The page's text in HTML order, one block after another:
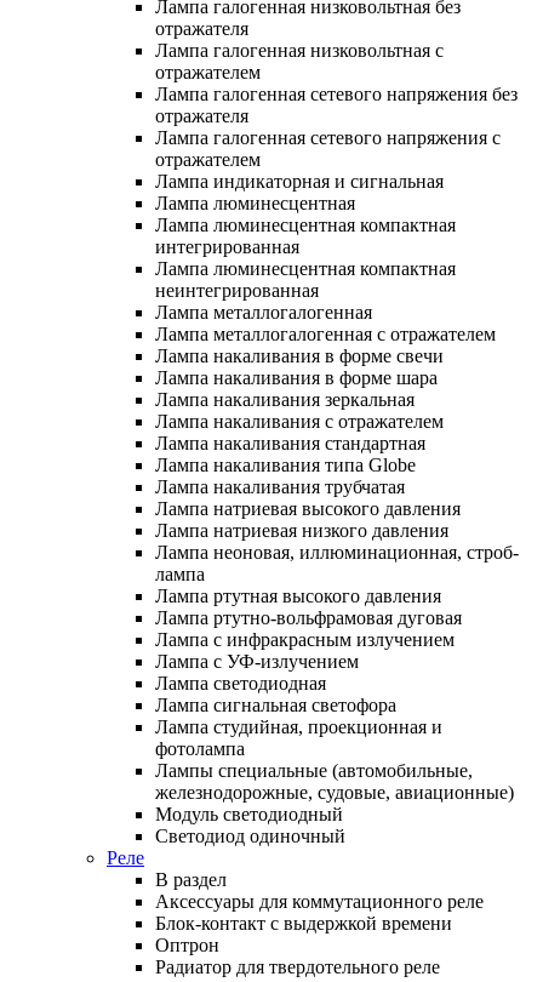
Лампа галогенная низковольтная без
отражателя
Лампа галогенная низковольтная с
отражателем
Лампа галогенная сетевого напряжения без
отражателя
Лампа галогенная сетевого напряжения с
отражателем
Лампа индикаторная и сигнальная
Лампа люминесцентная
Лампа люминесцентная компактная
интегрированная
Лампа люминесцентная компактная
неинтегрированная
Лампа металлогалогенная
Лампа металлогалогенная с отражателем
Лампа накаливания в форме свечи
Лампа накаливания в форме шара
Лампа накаливания зеркальная
Лампа накаливания с отражателем
Лампа накаливания стандартная
Лампа накаливания типа Globe
Лампа накаливания трубчатая
Лампа натриевая высокого давления
Лампа натриевая низкого давления
Лампа неоновая, иллюминационная, строб-
лампа
Лампа ртутная высокого давления
Лампа ртутно-вольфрамовая дуговая
Лампа с инфракрасным излучением
Лампа с УФ-излучением
Лампа светодиодная
Лампа сигнальная светофора
Лампа студийная, проекционная и
фотолампа
Лампы специальные (автомобильные,
железнодорожные, судовые, авиационные)
Модуль светодиодный
Светодиод одиночный
Реле
В раздел
Аксессуары для коммутационного реле
Блок-контакт с выдержкой времени
Оптрон
Радиатор для твердотельного реле